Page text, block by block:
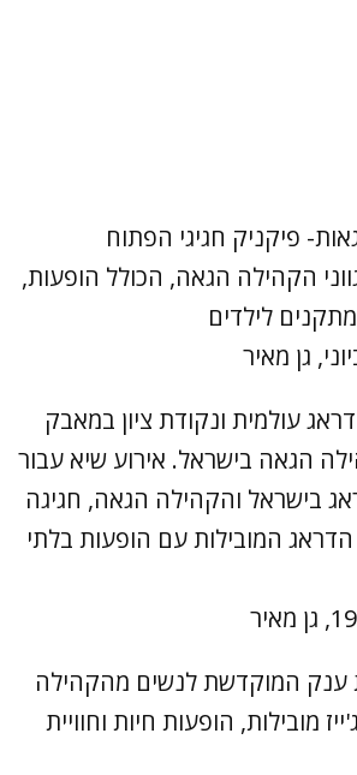
פיקניק חגיגי הפתוח
הקהילה הגאה, הכולל הופעות,
לילדים
עולמית ונקודת ציון במאבק
הגאה בישראל. אירוע שיא עבור
בישראל והקהילה הגאה, חגיגה
המובילות עם הופעות בלתי
ענק המוקדשת לנשים מהקהילה
מובילות, הופעות חיות וחוויית